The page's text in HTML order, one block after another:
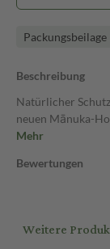
Packungsbeilage
Beschreibung
Natürlicher
neuen Mānuka-
Mehr
Bewertungen
Weitere